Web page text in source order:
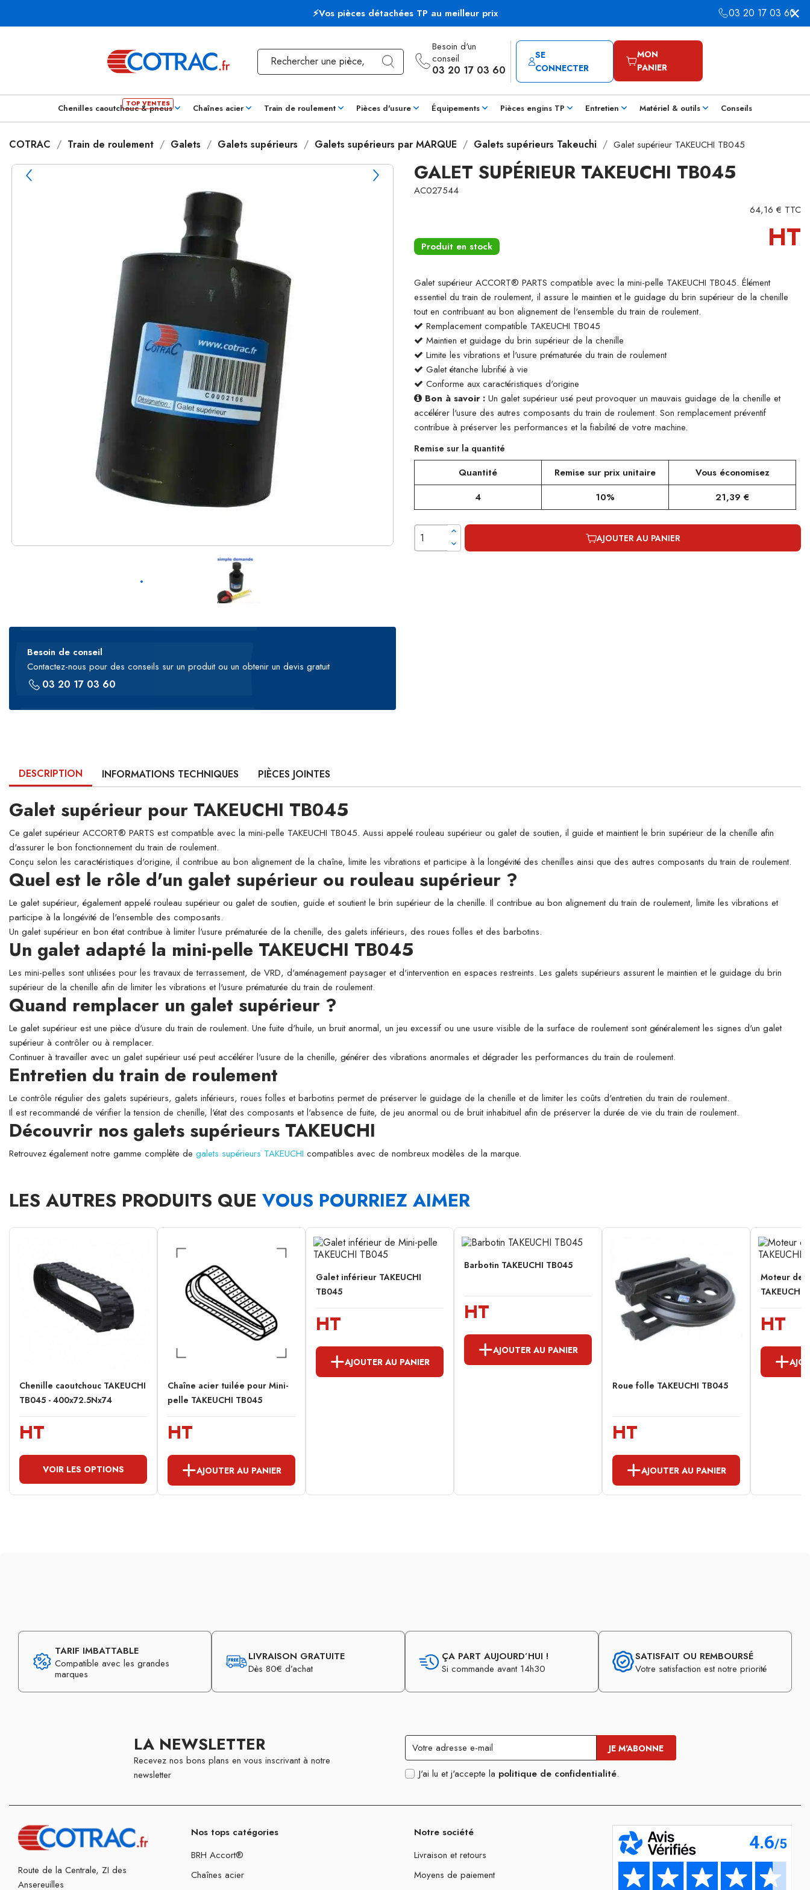
⚡Vos pièces détachées TP au meilleur prix 03 20 17 03 60
Besoin d'un
conseil
03 20 17 03 60
SE
CONNECTER
MON
PANIER
Chenilles caoutchouc & pneus Chaînes acier Train de roulement Pièces d'usure Équipements Pièces engins TP Entretien Matériel & outils Conseils
COTRAC Train de roulement Galets Galets supérieurs Galets supérieurs par MARQUE Galets supérieurs Takeuchi Galet supérieur TAKEUCHI TB045
Besoin de conseil
Contactez-nous pour des conseils sur un produit ou un obtenir un devis gratuit
03 20 17 03 60
GALET SUPÉRIEUR TAKEUCHI TB045
AC027544
64,16 € TTC
Produit en stock HT
Galet supérieur ACCORT® PARTS compatible avec la mini-pelle TAKEUCHI TB045. Élément
essentiel du train de roulement, il assure le maintien et le guidage du brin supérieur de la chenille
tout en contribuant au bon alignement de l'ensemble du train de roulement.
Remplacement compatible TAKEUCHI TB045
Maintien et guidage du brin supérieur de la chenille
Limite les vibrations et l'usure prématurée du train de roulement
Galet étanche lubrifié à vie
Conforme aux caractéristiques d'origine
Bon à savoir : Un galet supérieur usé peut provoquer un mauvais guidage de la chenille et
accélérer l'usure des autres composants du train de roulement. Son remplacement préventif
contribue à préserver les performances et la fiabilité de votre machine.
Remise sur la quantité
Quantité Remise sur prix unitaire
Vous économisez
4
10% 21,39 €
AJOUTER AU PANIER
DESCRIPTION INFORMATIONS TECHNIQUES PIÈCES JOINTES
Galet supérieur pour TAKEUCHI TB045
Ce galet supérieur ACCORT® PARTS est compatible avec la mini-pelle TAKEUCHI TB045. Aussi appelé rouleau supérieur ou galet de soutien, il guide et maintient le brin supérieur de la chenille afin
d'assurer le bon fonctionnement du train de roulement.
Conçu selon les caractéristiques d'origine, il contribue au bon alignement de la chaîne, limite les vibrations et participe à la longévité des chenilles ainsi que des autres composants du train de roulement.
Quel est le rôle d'un galet supérieur ou rouleau supérieur ?
Le galet supérieur, également appelé rouleau supérieur ou galet de soutien, guide et soutient le brin supérieur de la chenille. Il contribue au bon alignement du train de roulement, limite les vibrations et
participe à la longévité de l'ensemble des composants.
Un galet supérieur en bon état contribue à limiter l'usure prématurée de la chenille, des galets inférieurs, des roues folles et des barbotins.
Un galet adapté la mini-pelle TAKEUCHI TB045
Les mini-pelles sont utilisées pour les travaux de terrassement, de VRD, d'aménagement paysager et d'intervention en espaces restreints. Les galets supérieurs assurent le maintien et le guidage du brin
supérieur de la chenille afin de limiter les vibrations et l'usure prématurée du train de roulement.
Quand remplacer un galet supérieur ?
Le galet supérieur est une pièce d'usure du train de roulement. Une fuite d'huile, un bruit anormal, un jeu excessif ou une usure visible de la surface de roulement sont généralement les signes d'un galet
supérieur à contrôler ou à remplacer.
Continuer à travailler avec un galet supérieur usé peut accélérer l'usure de la chenille, générer des vibrations anormales et dégrader les performances du train de roulement.
Entretien du train de roulement
Le contrôle régulier des galets supérieurs, galets inférieurs, roues folles et barbotins permet de préserver le guidage de la chenille et de limiter les coûts d'entretien du train de roulement.
Il est recommandé de vérifier la tension de chenille, l'état des composants et l'absence de fuite, de jeu anormal ou de bruit inhabituel afin de préserver la durée de vie du train de roulement.
Découvrir nos galets supérieurs TAKEUCHI
Retrouvez également notre gamme complète de galets supérieurs TAKEUCHI compatibles avec de nombreux modèles de la marque.
LES AUTRES PRODUITS QUE VOUS POURRIEZ AIMER
Chenille caoutchouc TAKEUCHI
TB045 - 400x72.5Nx74
HT
VOIR LES OPTIONS
Chaîne acier tuilée pour Mini-
pelle TAKEUCHI TB045
HT
AJOUTER AU PANIER
Galet inférieur TAKEUCHI
TB045
HT
AJOUTER AU PANIER
Barbotin TAKEUCHI TB045
HT
AJOUTER AU PANIER
Roue folle TAKEUCHI TB045
HT
AJOUTER AU PANIER
Moteur de
TAKEUCHI
HT
TARIF IMBATTABLE
Compatible avec les grandes
marques
LIVRAISON GRATUITE
Dès 80€ d’achat
ÇA PART AUJOURD’HUI !
Si commande avant 14h30
SATISFAIT OU REMBOURSÉ
Votre satisfaction est notre priorité
LA NEWSLETTER
Recevez nos bons plans en vous inscrivant à notre
newsletter
J'ai lu et j'accepte la politique de confidentialité.
Route de la Centrale, ZI des
Ansereuilles
Nos tops catégories
BRH Accort®
Chaînes acier
Notre société
Livraison et retours
Moyens de paiement